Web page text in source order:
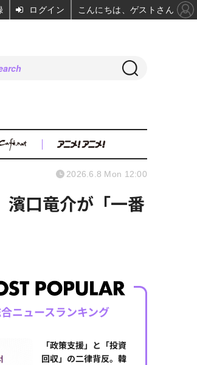
濱口竜介が「一番
2026.6.8 Mon 12:00
ニュースランキング
「政策支援」と「投資
回収」の二律背反。韓
ログイン こんにちは、ゲストさん